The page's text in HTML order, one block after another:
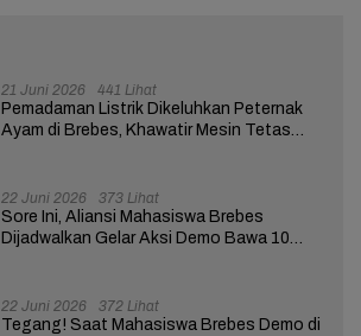
21 Juni 2026 441 Lihat
Pemadaman Listrik Dikeluhkan Peternak
Ayam di Brebes, Khawatir Mesin Tetas
22 Juni 2026 373 Lihat
Sore Ini, Aliansi Mahasiswa Brebes
Dijadwalkan Gelar Aksi Demo Bawa 10
22 Juni 2026 372 Lihat
Tegang! Saat Mahasiswa Brebes Demo di